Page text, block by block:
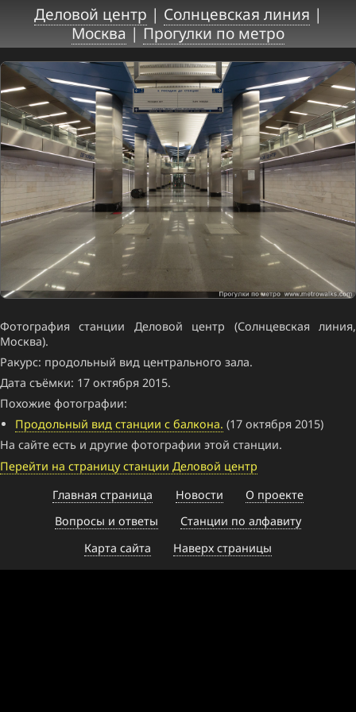
Деловой центр | Солнцевская линия |
Москва|Прогулки по метро
Фотография станции Деловой центр (Солнцевская линия,
Москва).
Ракурс: продольный вид центрального зала.
Дата съёмки: 17 октября 2015.
Похожие фотографии:
Продольный вид станции с балкона. (17 октября 2015)
На сайте есть и другие фотографии этой станции.
Перейти на страницу станции Деловой центр
Главная страница
Новости
О проекте
Вопросы и ответы
Станции по алфавиту
Карта сайта
Наверх страницы